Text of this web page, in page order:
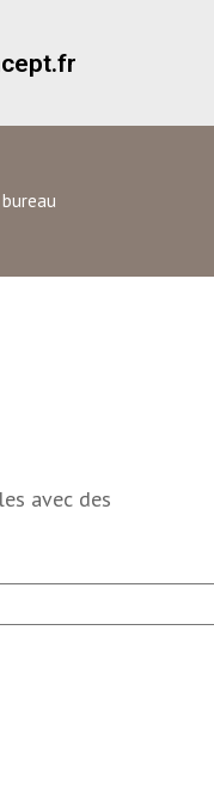
avec des